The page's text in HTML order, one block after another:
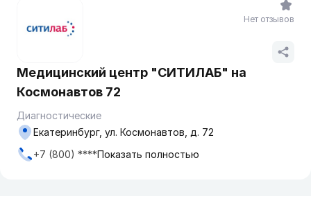
Медицинский центр "СИТИЛАБ" на
Космонавтов 72
Диагностические
Екатеринбург, ул. Космонавтов, д. 72
+7 (800) ****Показать полностью
Нет отзывов